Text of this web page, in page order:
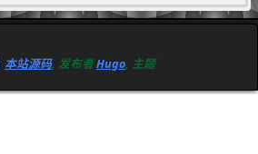
本站源码, 发布者Hugo , 主题